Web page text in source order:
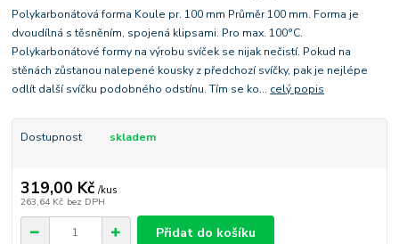
Polykarbonátová forma Koule pr. 100 mm Průměr 100 mm. Forma je
dvoudílná s těsněním, spojená klipsami. Pro max. 100°C.
Polykarbonátové formy na výrobu svíček se nijak nečistí. Pokud na
stěnách zůstanou nalepené kousky z předchozí svíčky, pak je nejlépe
odlít další svíčku podobného odstínu. Tím se ko... celý popis
Dostupnost skladem
319,00 Kč /kus
263,64 Kč bez DPH
Přidat do košíku